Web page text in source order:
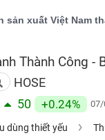
Việt Nam
Thành Công -
HOSE
50 +0.24% 07/
dùng thiết yếu